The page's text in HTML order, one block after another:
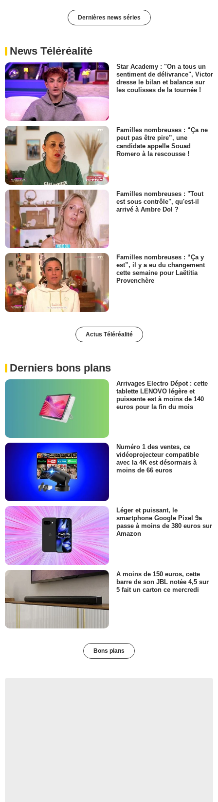
Dernières news séries
News Téléréalité
Star Academy : "On a tous un
sentiment de délivrance", Victor
dresse le bilan et balance sur
les coulisses de la tournée !
Familles nombreuses : “Ça ne
peut pas être pire”, une
candidate appelle Souad
Romero à la rescousse !
Familles nombreuses : "Tout
est sous contrôle", qu'est-il
arrivé à Ambre Dol ?
Familles nombreuses : “Ça y
est”, il y a eu du changement
cette semaine pour Laëtitia
Provenchère
Actus Téléréalité
Derniers bons plans
Arrivages Electro Dépot : cette
tablette LENOVO légère et
puissante est à moins de 140
euros pour la fin du mois
Numéro 1 des ventes, ce
vidéoprojecteur compatible
avec la 4K est désormais à
moins de 66 euros
Léger et puissant, le
smartphone Google Pixel 9a
passe à moins de 380 euros sur
Amazon
A moins de 150 euros, cette
barre de son JBL notée 4,5 sur
5 fait un carton ce mercredi
Bons plans